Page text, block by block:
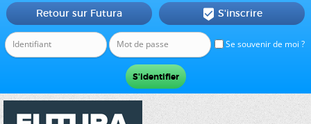
Se souvenir de moi ?
Retour sur Futura  S'inscrire